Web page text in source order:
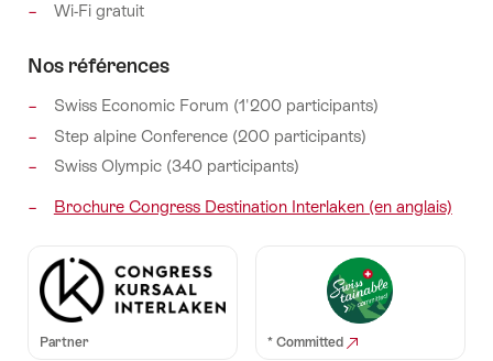
Wi-Fi gratuit
Nos références
Swiss Economic Forum (1'200 participants)
Step alpine Conference (200 participants)
Swiss Olympic (340 participants)
Brochure Congress Destination Interlaken (en anglais)
Partner * Committed